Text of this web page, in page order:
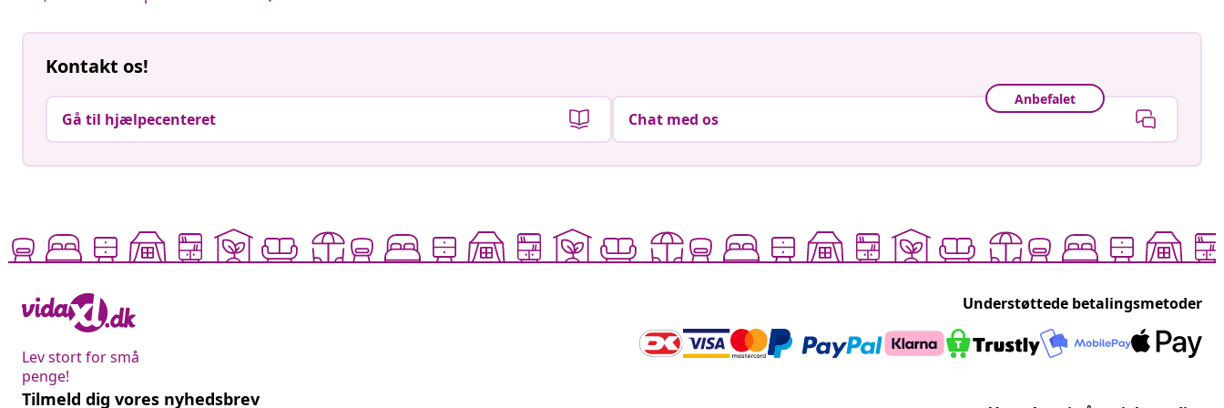
Kontakt os!
Gå til hjælpecenteret
Anbefalet
Chat med os
Lev stort for små
penge!
Understøttede betalingsmetoder
Tilmeld dig vores nyhedsbrev